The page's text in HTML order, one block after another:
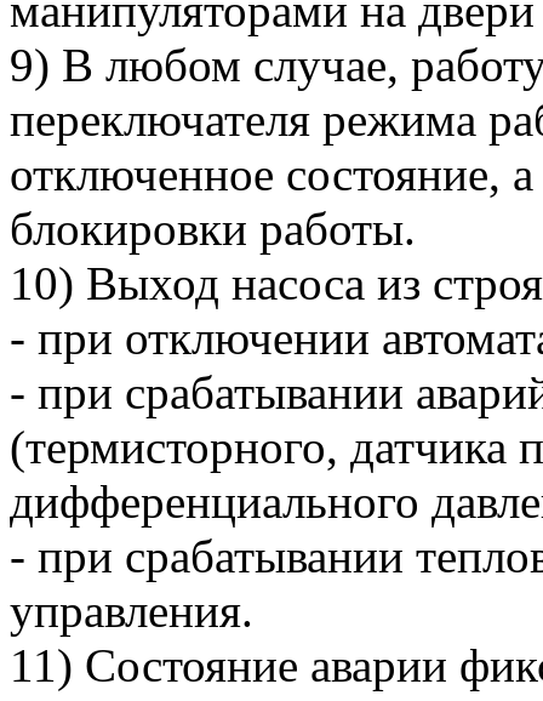
9) В любом случае,
переключателя режима
отключенное состояние,
блокировки работы.
10) Выход насоса из
- при отключении
- при срабатывании
(термисторного, датчика
дифференциального
- при срабатывании
управления.
11) Состояние аварии